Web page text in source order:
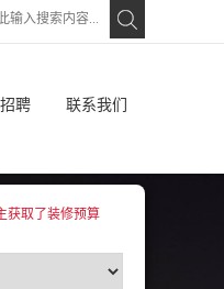
聘 联系我们
获取了装修预算